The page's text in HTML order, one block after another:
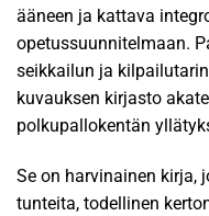
ääneen ja kattava
opetussuunnitelmaan.
seikkailun ja
kuvauksen kirjasto
polkupallokentän
Se on harvinainen kirja,
tunteita, todellinen